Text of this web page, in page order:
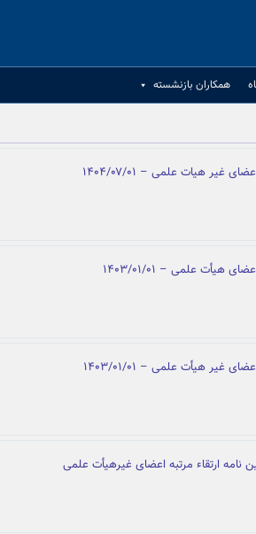
همکاران بازنشسته
غیر هیات علمی – ۱۴۰۴/۰۷/۰۱
هیأت علمی – ۱۴۰۳/۰۱/۰۱
غیر هیأت علمی – ۱۴۰۳/۰۱/۰۱
نامه ارتقاء مرتبه اعضای غیرهیأت علمی